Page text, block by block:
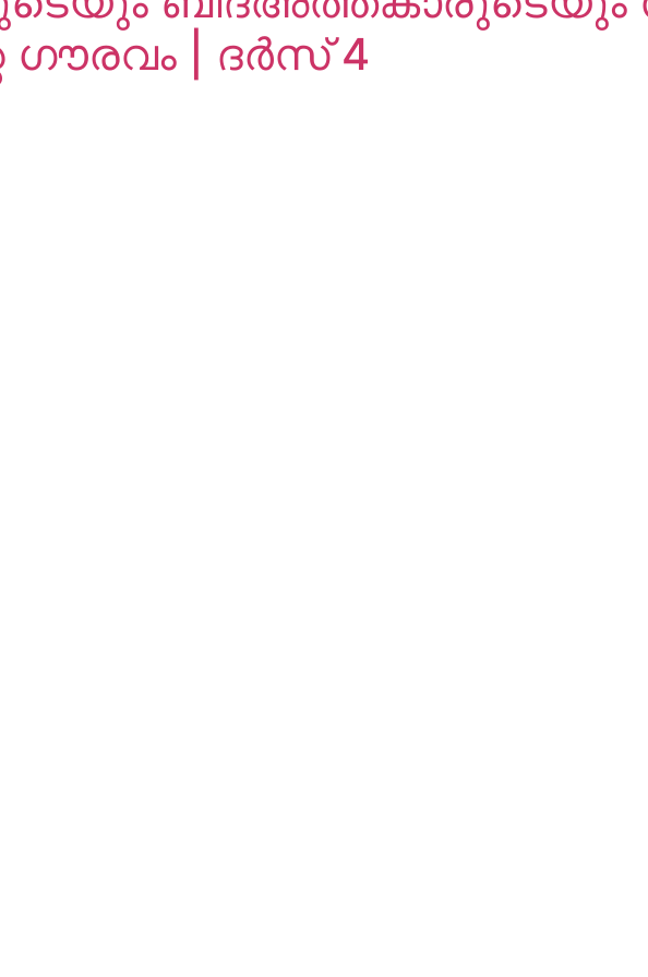
ഗൗരവം | ദർസ് 4